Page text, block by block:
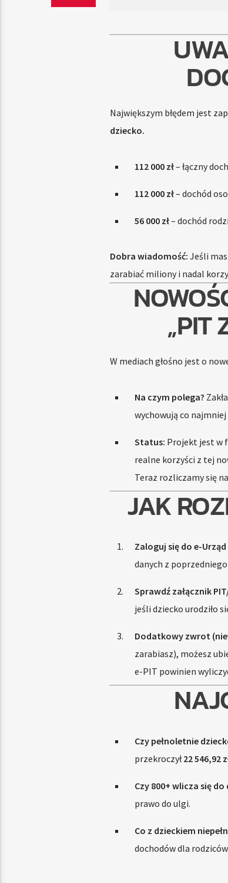
Największym błędem jest
dziecko.
112 000 zł– łączny
112 000 zł– dochód
56 000 zł– dochód
Dobra wiadomość: Jeśli
zarabiać miliony i nadal
„PIT
W mediach głośno jest o
Na czym polega?
wychowują co najmniej
Status: Projekt jest w
realne korzyści z tej
Teraz rozliczamy się
JAK
Zaloguj się do e-
danych z
Sprawdź załącznik
jeśli dziecko urodziło
Dodatkowy zwrot
zarabiasz), możesz
e-PIT powinien
Czy pełnoletnie
przekroczył22 546,92
Czy 800+ wlicza się
prawo do ulgi.
Co z dzieckiem
dochodów dla